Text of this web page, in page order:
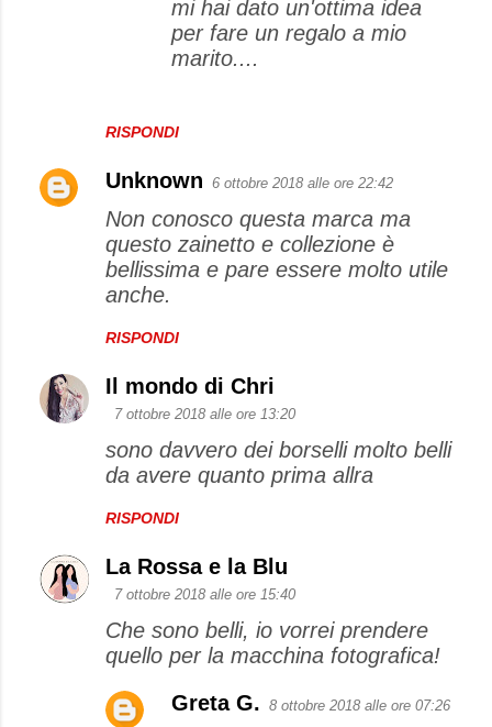
RISPONDI
mi hai dato un'ottima idea
per fare un regalo a mio
marito....
Unknown 6 ottobre 2018 alle ore 22:42
Non conosco questa marca ma
questo zainetto e collezione è
bellissima e pare essere molto utile
anche.
RISPONDI
Il mondo di Chri
7 ottobre 2018 alle ore 13:20
sono davvero dei borselli molto belli
da avere quanto prima allra
RISPONDI
La Rossa e la Blu
7 ottobre 2018 alle ore 15:40
Che sono belli, io vorrei prendere
quello per la macchina fotografica!
Greta G. 8 ottobre 2018 alle ore 07:26